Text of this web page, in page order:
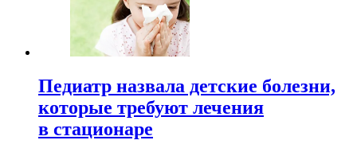
Педиатр назвала детские болезни,
которые требуют лечения
в стационаре